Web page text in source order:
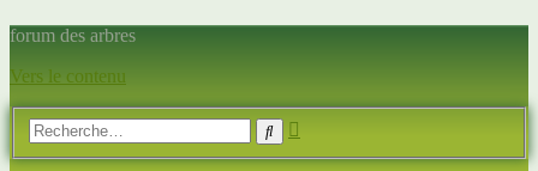
forum des arbres
Vers le contenu
Rechercher